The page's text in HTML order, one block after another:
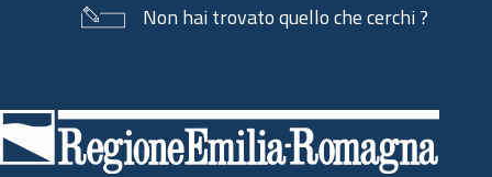
Non hai trovato quello che cerchi ?
di
pagina